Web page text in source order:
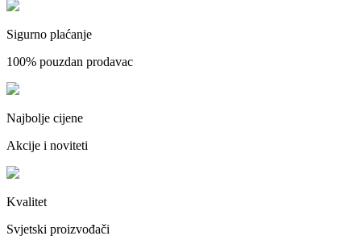
Sigurno plaćanje
100% pouzdan prodavac
Najbolje cijene
Akcije i noviteti
Kvalitet
Svjetski proizvođači